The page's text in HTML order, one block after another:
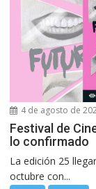
4 de agosto de
Festival de
lo confirmado
La edición 25
octubre con...